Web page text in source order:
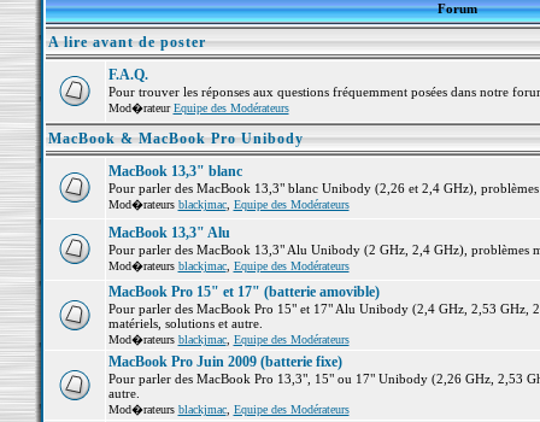
Forum
A lire avant de poster
F.A.Q.
Pour trouver les réponses aux questions fréquemment posées dans notre
Mod�rateurEquipe des Modérateurs
MacBook & MacBook Pro Unibody
MacBook 13,3" blanc
Pour parler des MacBook 13,3" blanc Unibody (2,26 et 2,4 GHz),
Mod�rateurs blackjmac, Equipe des Modérateurs
MacBook 13,3" Alu
Pour parler des MacBook 13,3" Alu Unibody (2 GHz, 2,4 GHz), problèmes
Mod�rateurs blackjmac, Equipe des Modérateurs
MacBook Pro 15" et 17" (batterie amovible)
Pour parler des MacBook Pro 15" et 17" Alu Unibody (2,4 GHz, 2,53 GHz,
matériels, solutions et autre.
Mod�rateurs blackjmac, Equipe des Modérateurs
MacBook Pro Juin 2009 (batterie fixe)
Pour parler des MacBook Pro 13,3", 15" ou 17" Unibody (2,26 GHz, 2,53
autre.
Mod�rateurs blackjmac, Equipe des Modérateurs